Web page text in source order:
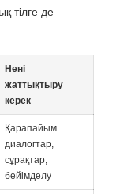
тілге де
Нені
жаттықтыру
керек
Қарапайым
диалогтар,
сұрақтар,
бейімделу